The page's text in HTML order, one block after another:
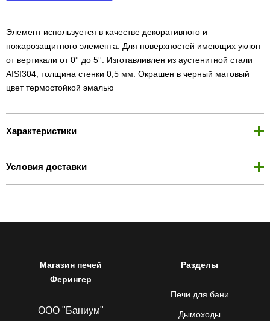
Элемент используется в качестве декоративного и
пожарозащитного элемента. Для поверхностей имеющих уклон
от вертикали от 0° до 5°. Изготавливлен из аустенитной стали
AISI304, толщина стенки 0,5 мм. Окрашен в черный матовый
цвет термостойкой эмалью
Характеристики
Условия доставки
Магазин печей
Ферингер
ООО "Баниум"
Разделы
Печи для бани
Дымоходы